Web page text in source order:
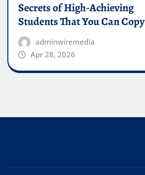
Secrets of High-Achieving
Students That You Can Copy
adminwiremedia
Apr 28, 2026